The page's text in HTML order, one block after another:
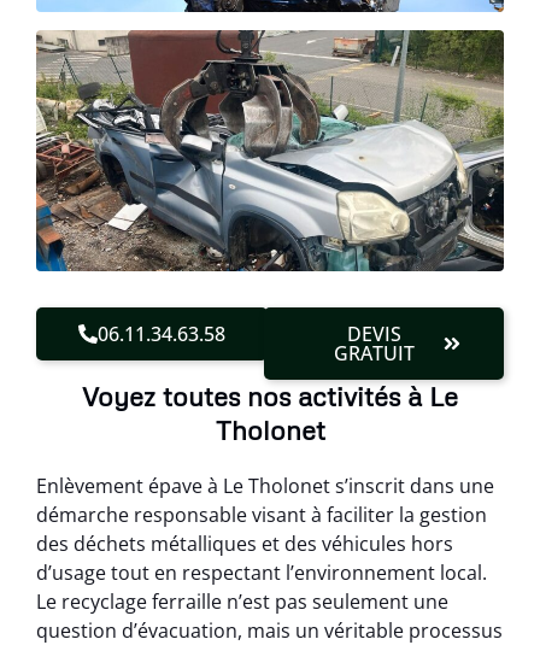
06.11.34.63.58 DEVIS
GRATUIT
Voyez toutes nos activités à Le
Tholonet
Enlèvement épave à Le Tholonet s’inscrit dans une
démarche responsable visant à faciliter la gestion
des déchets métalliques et des véhicules hors
d’usage tout en respectant l’environnement local.
Le recyclage ferraille n’est pas seulement une
question d’évacuation, mais un véritable processus